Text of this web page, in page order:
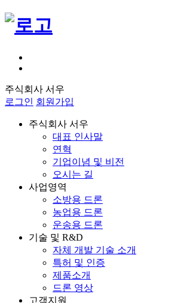
주식회사 서우
로그인 회원가입
주식회사 서우
대표 인사말
연혁
기업이념 및 비전
오시는 길
사업영역
소방용 드론
농업용 드론
운송용 드론
기술 및 R&D
자체 개발 기술 소개
특허 및 인증
제품소개
드론 영상
고객지원